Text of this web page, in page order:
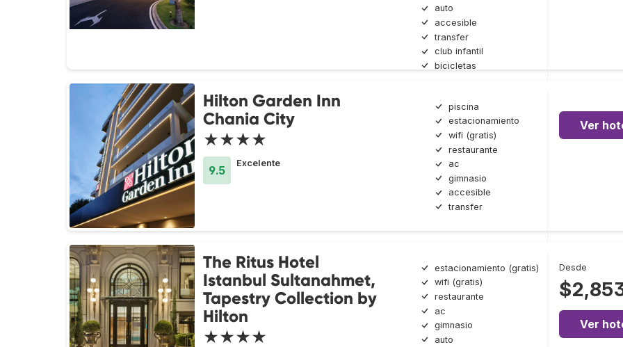
auto
accesible
transfer
club infantil
bicicletas
Hilton Garden Inn
Chania City
★★★★
9.5
Excelente
piscina
estacionamiento
wifi (gratis)
restaurante
ac
gimnasio
accesible
transfer
Ver
The Ritus Hotel
Istanbul Sultanahmet,
Tapestry Collection by
Hilton
★★★★
estacionamiento (gratis)
wifi (gratis)
restaurante
ac
gimnasio
auto
Desde
Ver